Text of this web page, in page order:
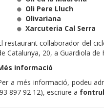
Oli Pere Lluch
Olivariana
Xarcuteria Cal Serra
restaurant col·laborador del
Catalunya, 20, a Guardiola de
informació
a més informació, podeu
897 92 12), escriure a